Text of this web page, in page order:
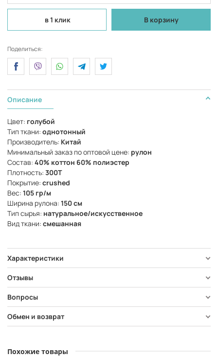
в 1 клик В корзину
Поделиться:
Описание
Цвет: голубой
Тип ткани: однотонный
Производитель: Китай
Минимальный заказ по оптовой цене: рулон
Состав: 40% коттон 60% полиэстер
Плотность: 300Т
Покрытие: crushed
Вес: 105 гр/м
Ширина рулона: 150 см
Тип сырья: натуральное/искусственное
Вид ткани: смешанная
Характеристики
Отзывы
Вопросы
Обмен и возврат
Похожие товары